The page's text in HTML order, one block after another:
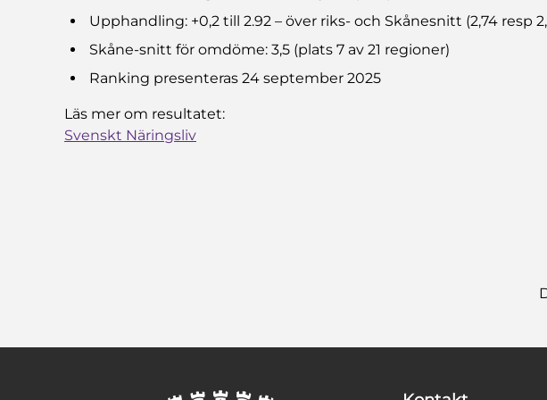
Upphandling: +0,2 till 2.92 – över riks- och Skånesnitt (2,74 resp
Skåne-snitt för omdöme: 3,5 (plats 7 av 21 regioner)
Ranking presenteras 24 september 2025
Läs mer om resultatet:
Svenskt Näringsliv